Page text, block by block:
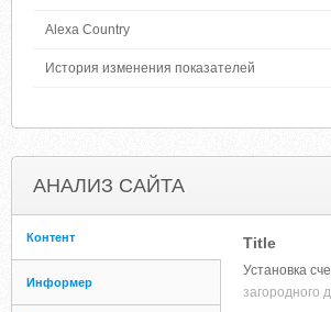
Alexa Country
История изменения показателей
АНАЛИЗ САЙТА
Контент
Информер
Title
Установка
загородного